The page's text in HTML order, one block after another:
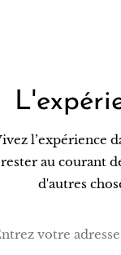
l’expérience
rester au courant
d'autres